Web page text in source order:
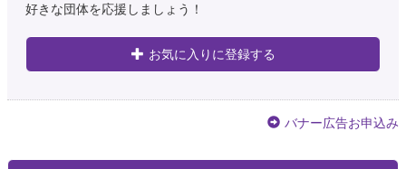
好きな団体を応援しましょう！
お気に入りに登録する
バナー広告お申込み